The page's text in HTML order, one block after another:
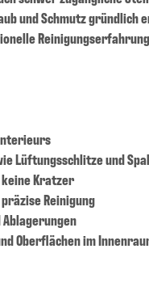
und Schmutz
Lüftungsschlitze und
Kratzer
Reinigung
Oberflächen im